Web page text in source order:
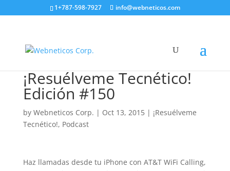
1+787-598-7927 info@webneticos.com
¡Resuélveme Tecnético!
Edición #150
by Webneticos Corp. | Oct 13, 2015| ¡Resuélveme
Tecnético!, Podcast
Haz llamadas desde tu iPhone con AT&T WiFi Calling,